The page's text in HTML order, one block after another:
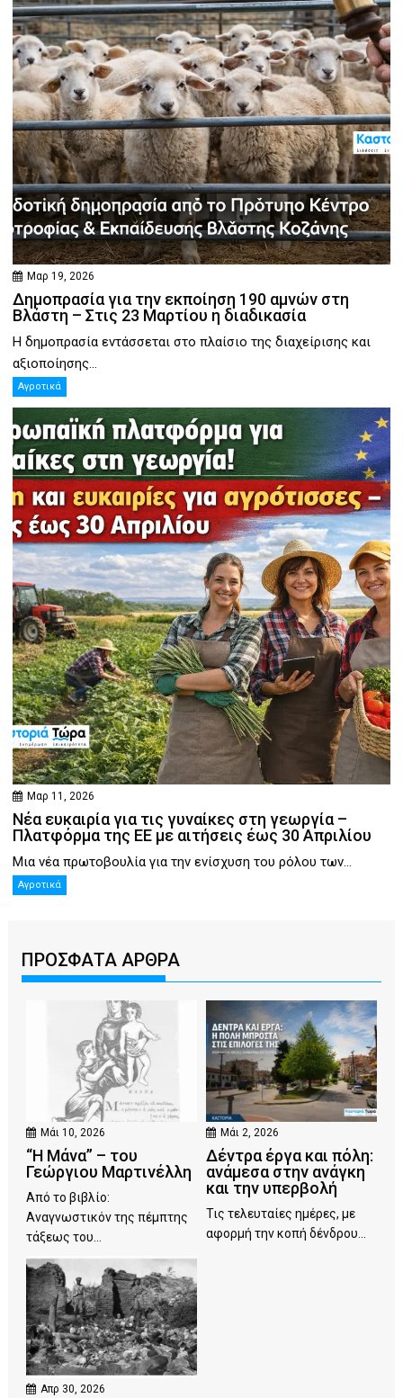
Μαρ 19, 2026
Δημοπρασία για την εκποίηση 190 αμνών στη
Βλάστη – Στις 23 Μαρτίου η διαδικασία
Η δημοπρασία εντάσσεται στο πλαίσιο της διαχείρισης και
αξιοποίησης...
Αγροτικά
Μαρ 11, 2026
Νέα ευκαιρία για τις γυναίκες στη γεωργία –
Πλατφόρμα της ΕΕ με αιτήσεις έως 30 Απριλίου
Μια νέα πρωτοβουλία για την ενίσχυση του ρόλου των...
Αγροτικά
ΠΡΟΣΦΑΤΑ ΑΡΘΡΑ
Μάι 10, 2026
“Η Μάνα” – του
Γεώργιου Μαρτινέλλη
Από το βιβλίο:
Αναγνωστικόν της πέμπτης
τάξεως του...
Μάι 2, 2026
Δέντρα έργα και πόλη:
ανάμεσα στην ανάγκη
και την υπερβολή
Τις τελευταίες ημέρες, με
αφορμή την κοπή δένδρου...
Απρ 30, 2026